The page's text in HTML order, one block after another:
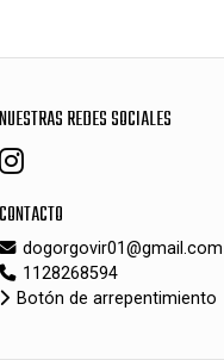
NUESTRAS REDES SOCIALES
CONTACTO
dogorgovir01@gmail.com
1128268594
Botón de arrepentimiento